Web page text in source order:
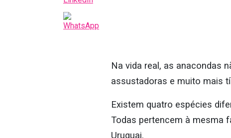
Na vida real, as anacondas
assustadoras e muito mais
Existem quatro espécies
Todas pertencem à mesma
Uruguai.